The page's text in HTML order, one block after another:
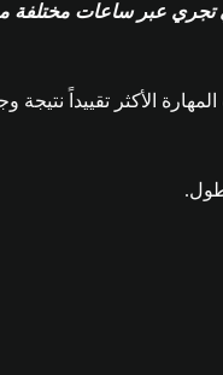
لعدد عمليات البحث التي تجري